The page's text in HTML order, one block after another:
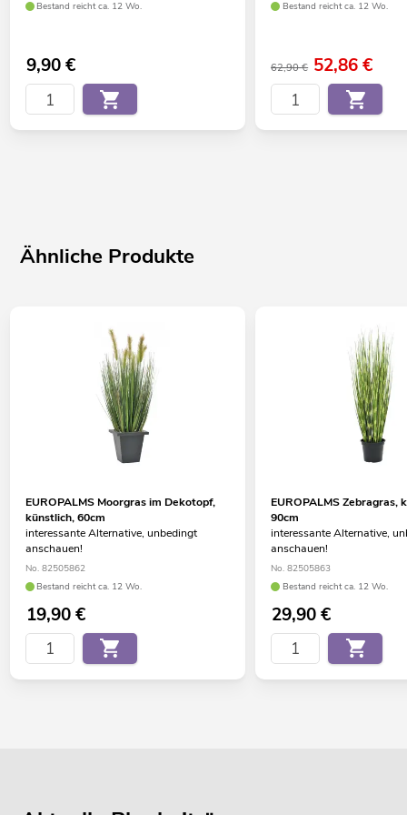
Bestand reicht ca. 12 Wo.
9,90€
Bestand reicht ca. 12 Wo.
62,90 € 52,86€
Ähnliche Produkte
EUROPALMS Moorgras im Dekotopf,
künstlich, 60cm
interessante Alternative, unbedingt
anschauen!
No. 82505862
Bestand reicht ca. 12 Wo.
19,90€
EUROPALMS Zebragras,
90cm
interessante Alternative,
anschauen!
No. 82505863
Bestand reicht ca. 12 Wo.
29,90€